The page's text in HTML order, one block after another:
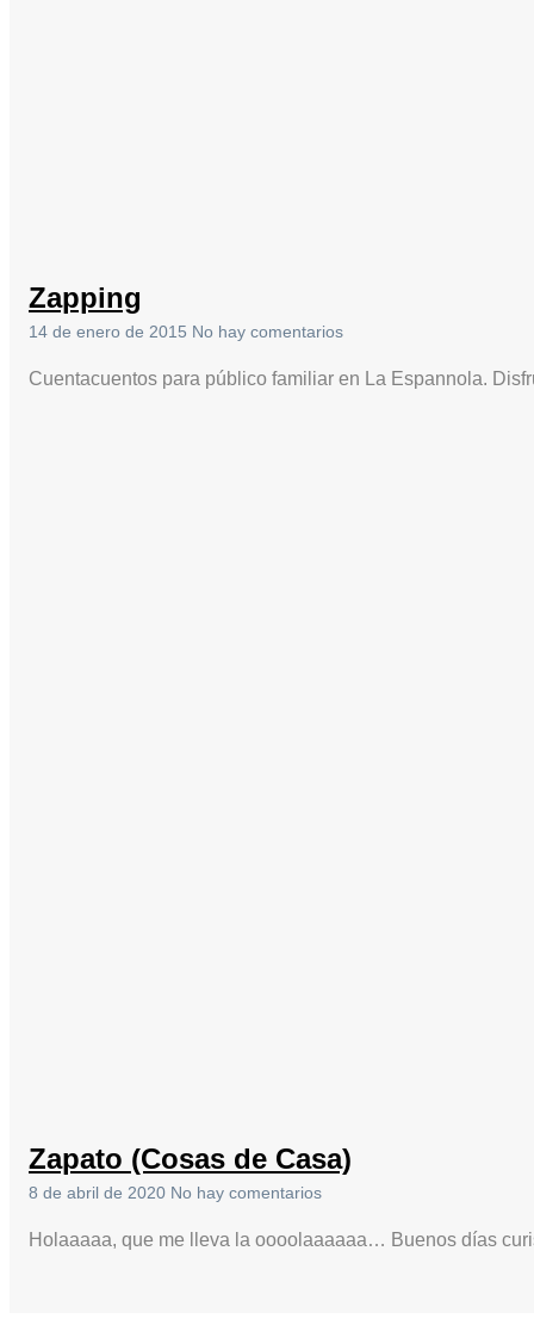
Zapping
14 de enero de 2015 No hay comentarios
Cuentacuentos para público familiar en La Espannola.
Zapato (Cosas de Casa)
8 de abril de 2020 No hay comentarios
Holaaaaa, que me lleva la oooolaaaaaa… Buenos días